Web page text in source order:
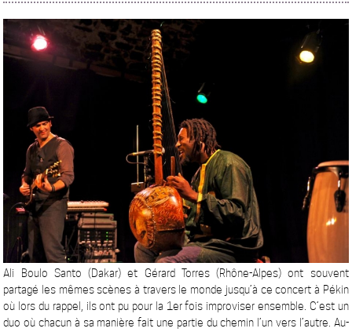
Ali Boulo Santo (Dakar) et Gérard Torres (Rhône-Alpes) ont souvent
partagé les mêmes scènes à travers le monde jusqu’à ce concert à Pékin
où lors du rappel, ils ont pu pour la 1er fois improviser ensemble. C’est un
duo où chacun à sa manière fait une partie du chemin l’un vers l’autre. Au-